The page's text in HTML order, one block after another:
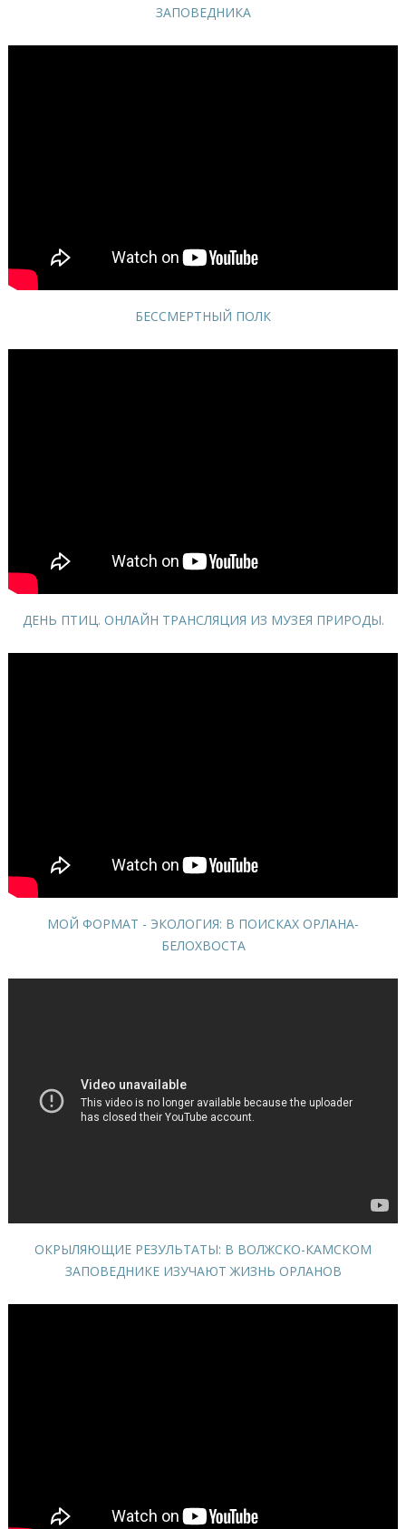
ЗАПОВЕДНИКА
БЕССМЕРТНЫЙ ПОЛК
ДЕНЬ ПТИЦ. ОНЛАЙН ТРАНСЛЯЦИЯ ИЗ МУЗЕЯ ПРИРОДЫ.
МОЙ ФОРМАТ - ЭКОЛОГИЯ: В ПОИСКАХ ОРЛАНА-
БЕЛОХВОСТА
ОКРЫЛЯЮЩИЕ РЕЗУЛЬТАТЫ: В ВОЛЖСКО-КАМСКОМ
ЗАПОВЕДНИКЕ ИЗУЧАЮТ ЖИЗНЬ ОРЛАНОВ